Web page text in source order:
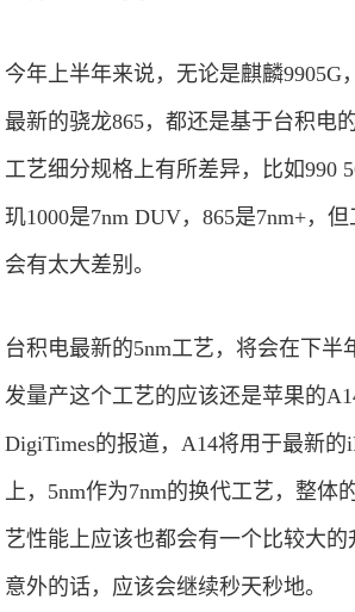
今年上半年来说，无论是麒麟9905G
最新的骁龙865，都还是基于台积电
工艺细分规格上有所差异，比如990
玑1000是7nm DUV，865是7nm+，
会有太大差别。
台积电最新的5nm工艺，将会在下半
发量产这个工艺的应该还是苹果的
DigiTimes的报道，A14将用于最新的
上，5nm作为7nm的换代工艺，整体
艺性能上应该也都会有一个比较大的
意外的话，应该会继续秒天秒地。